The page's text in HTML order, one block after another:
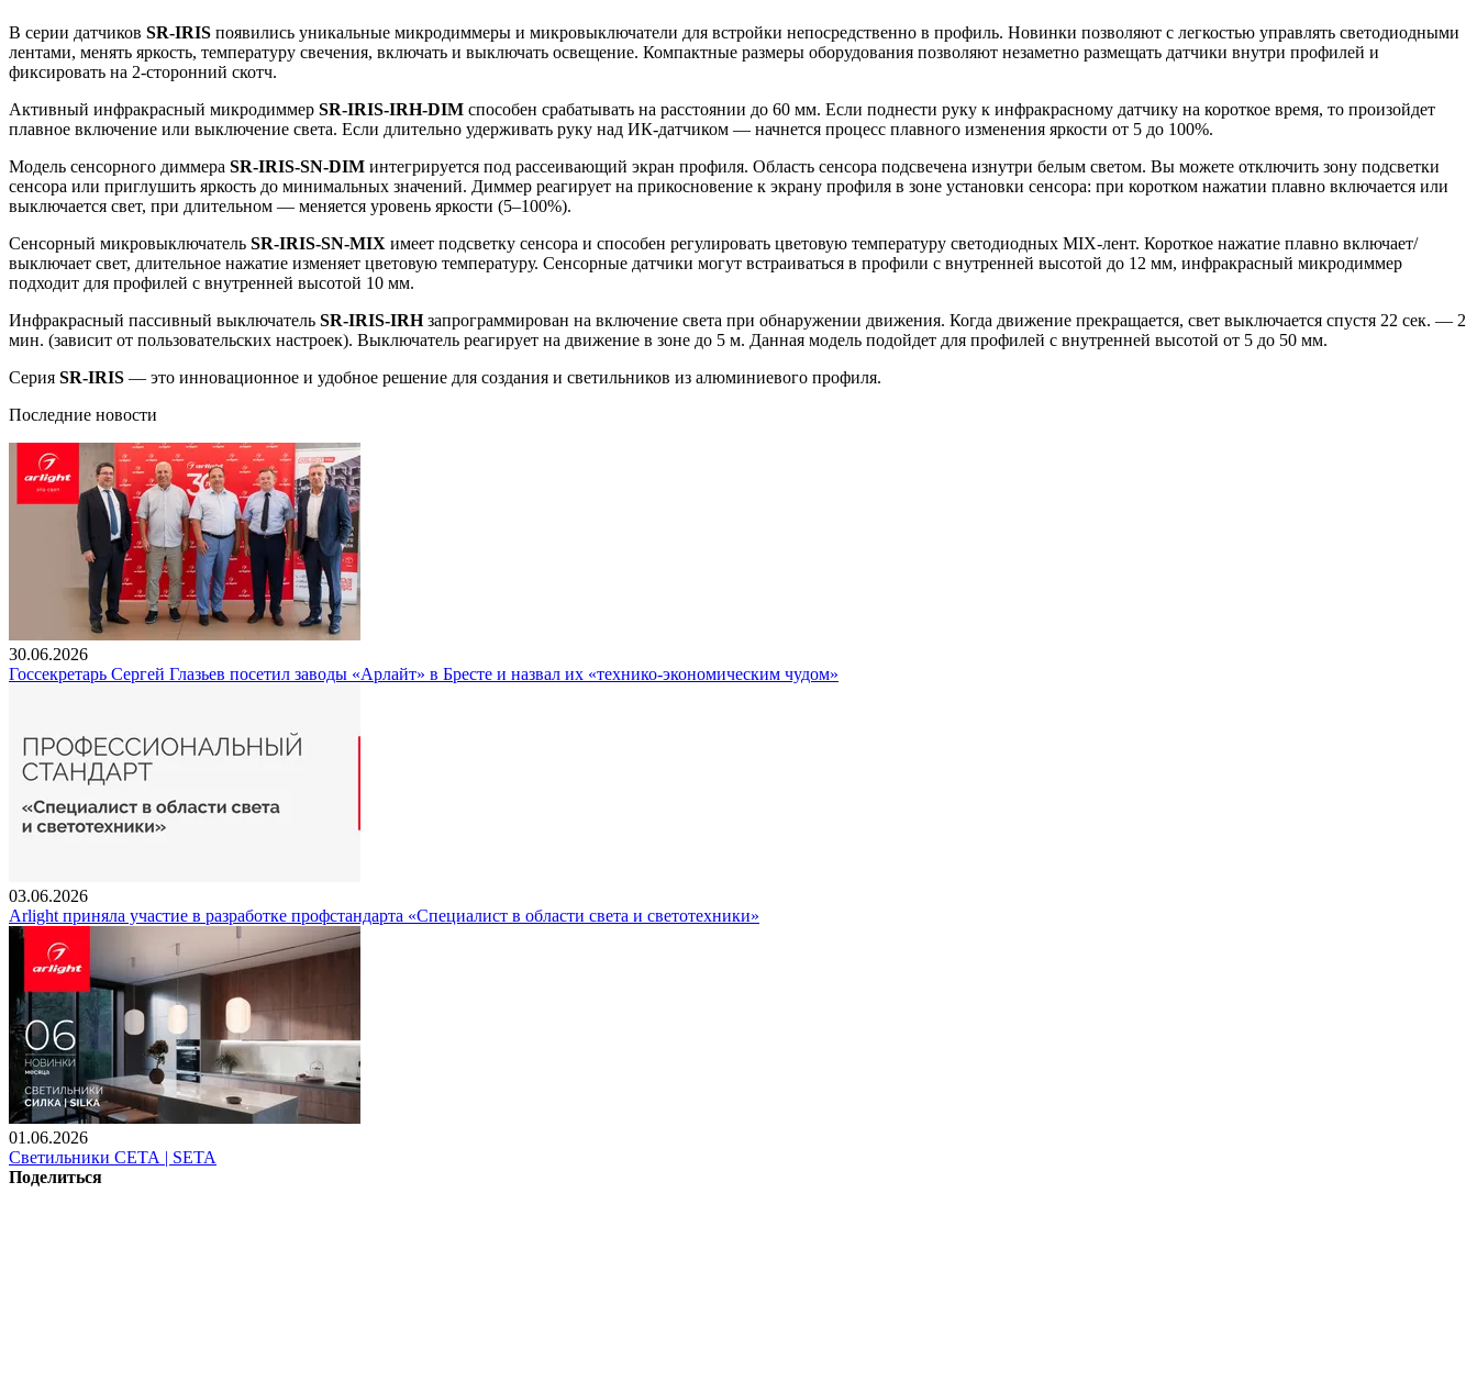
В серии датчиков SR-IRIS появились уникальные микродиммеры и микровыключатели для встройки непосредственно в профиль. Новинки позволяют с легкостью управлять светодиодными
лентами, менять яркость, температуру свечения, включать и выключать освещение. Компактные размеры оборудования позволяют незаметно размещать датчики внутри профилей и
фиксировать на 2-сторонний скотч.
Активный инфракрасный микродиммер SR-IRIS-IRH-DIM способен срабатывать на расстоянии до 60 мм. Если поднести руку к инфракрасному датчику на короткое время, то произойдет
плавное включение или выключение света. Если длительно удерживать руку над ИК-датчиком — начнется процесс плавного изменения яркости от 5 до 100%.
Модель сенсорного диммера SR-IRIS-SN-DIM интегрируется под рассеивающий экран профиля. Область сенсора подсвечена изнутри белым светом. Вы можете отключить зону подсветки
сенсора или приглушить яркость до минимальных значений. Диммер реагирует на прикосновение к экрану профиля в зоне установки сенсора: при коротком нажатии плавно включается или
выключается свет, при длительном — меняется уровень яркости (5–100%).
Сенсорный микровыключатель SR-IRIS-SN-MIX имеет подсветку сенсора и способен регулировать цветовую температуру светодиодных MIX-лент. Короткое нажатие плавно включает/
выключает свет, длительное нажатие изменяет цветовую температуру. Сенсорные датчики могут встраиваться в профили с внутренней высотой до 12 мм, инфракрасный микродиммер
подходит для профилей с внутренней высотой 10 мм.
Инфракрасный пассивный выключатель SR-IRIS-IRHзапрограммирован на включение света при обнаружении движения. Когда движение прекращается, свет выключается спустя 22 сек. — 2
мин. (зависит от пользовательских настроек). Выключатель реагирует на движение в зоне до 5 м. Данная модель подойдет для профилей с внутренней высотой от 5 до 50 мм.
Серия SR-IRIS — это инновационное и удобное решение для создания и светильников из алюминиевого профиля.
Последние новости
30.06.2026
Госсекретарь Сергей Глазьев посетил заводы «Арлайт» в Бресте и назвал их «технико-экономическим чудом»
03.06.2026
Arlight приняла участие в разработке профстандарта «Специалист в области света и светотехники»
01.06.2026
Светильники СЕТА | SETA
Поделиться